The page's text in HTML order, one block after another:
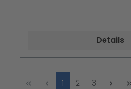
Details
Seite
1 Seite
2 Seite
3